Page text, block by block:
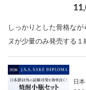
しっかりとした骨格な
ヌが少量のみ発売する１
日本